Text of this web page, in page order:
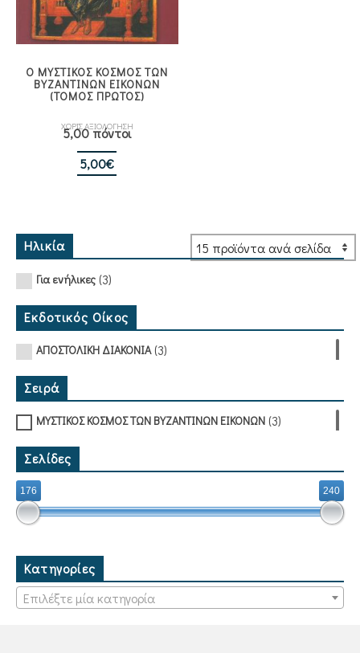
Ο ΜΥΣΤΙΚΟΣ ΚΟΣΜΟΣ ΤΩΝ
ΒΥΖΑΝΤΙΝΩΝ ΕΙΚΟΝΩΝ
(ΤΟΜΟΣ ΠΡΩΤΟΣ)
ΧΩΡΙΣ ΑΞΙΟΛΟΓΗΣΗ
5,00 πόντοι
5,00€
Ηλικία
Για ενήλικες (3)
Εκδοτικός Οίκος
ΑΠΟΣΤΟΛΙΚΗ ΔΙΑΚΟΝΙΑ(3)
Σειρά
ΜΥΣΤΙΚΟΣ ΚΟΣΜΟΣ ΤΩΝ ΒΥΖΑΝΤΙΝΩΝ ΕΙΚΟΝΩΝ (3)
Σελίδες
176 240
Κατηγορίες
Επιλέξτε μία κατηγορία